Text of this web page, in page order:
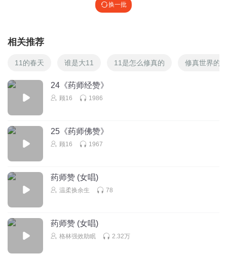
换一批
相关推荐
11的春天 谁是大11 11是怎么修真的 修真世界的
24《药师经赞》
顾16 1986
25《药师佛赞》
顾16 1967
药师赞 (女唱)
温柔换余生 78
药师赞 (女唱)
格林强效助眠 2.32万